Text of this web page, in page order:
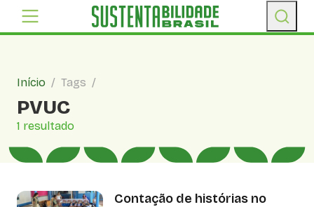
Início / Tags /
PVUC
1 resultado
Contação de histórias no